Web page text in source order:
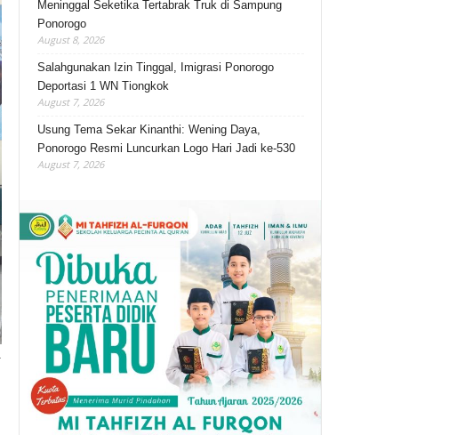
Meninggal Seketika Tertabrak Truk di Sampung
Ponorogo
August 8, 2026
Salahgunakan Izin Tinggal, Imigrasi Ponorogo
Deportasi 1 WN Tiongkok
August 7, 2026
Usung Tema Sekar Kinanthi: Wening Daya,
Ponorogo Resmi Luncurkan Logo Hari Jadi ke-530
August 7, 2026